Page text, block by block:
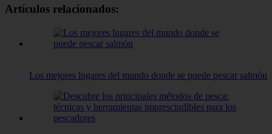
Artículos relacionados:
Los mejores lugares del mundo donde se puede pescar salmón